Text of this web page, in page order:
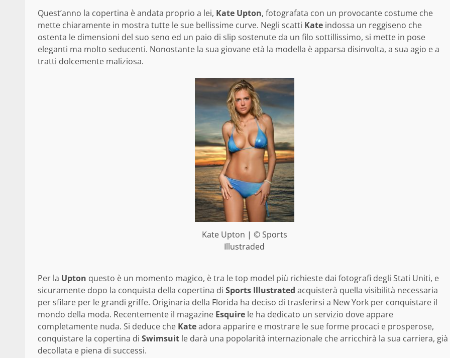
Quest’anno la copertina è andata proprio a lei, Kate Upton, fotografata con un provocante costume che
mette chiaramente in mostra tutte le sue bellissime curve. Negli scatti Kate indossa un reggiseno che
ostenta le dimensioni del suo seno ed un paio di slip sostenute da un filo sottillissimo, si mette in pose
eleganti ma molto seducenti. Nonostante la sua giovane età la modella è apparsa disinvolta, a sua agio e a
tratti dolcemente maliziosa.
Kate Upton | © Sports
Illustraded
Per la Upton questo è un momento magico, è tra le top model più richieste dai fotografi degli Stati Uniti, e
sicuramente dopo la conquista della copertina di Sports Illustrated acquisterà quella visibilità necessaria
per sfilare per le grandi griffe. Originaria della Florida ha deciso di trasferirsi a New York per conquistare il
mondo della moda. Recentemente il magazine Esquire le ha dedicato un servizio dove appare
completamente nuda. Si deduce che Kateadora apparire e mostrare le sue forme procaci e prosperose,
conquistare la copertina di Swimsuit le darà una popolarità internazionale che arricchirà la sua carriera, già
decollata e piena di successi.